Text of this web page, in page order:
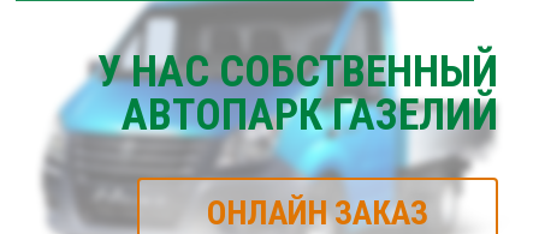
У НАС СОБСТВЕННЫЙ
АВТОПАРК ГАЗЕЛИЙ
ОНЛАЙН ЗАКАЗ